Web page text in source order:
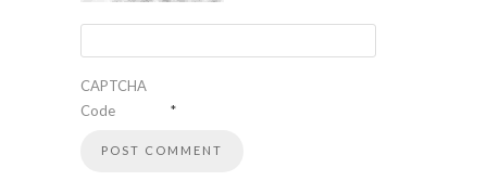
CAPTCHA
Code
*